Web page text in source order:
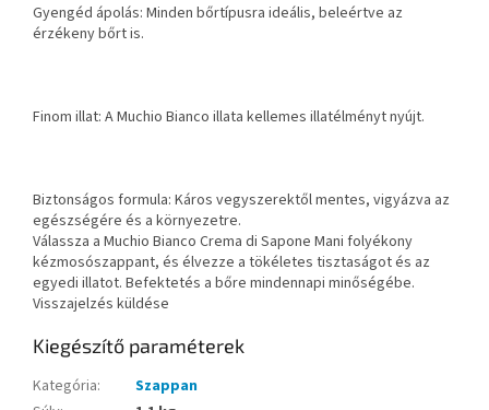
Gyengéd ápolás: Minden bőrtípusra ideális, beleértve az
érzékeny bőrt is.
Finom illat: A Muchio Bianco illata kellemes illatélményt nyújt.
Biztonságos formula: Káros vegyszerektől mentes, vigyázva az
egészségére és a környezetre.
Válassza a Muchio Bianco Crema di Sapone Mani folyékony
kézmosószappant, és élvezze a tökéletes tisztaságot és az
egyedi illatot. Befektetés a bőre mindennapi minőségébe.
Visszajelzés küldése
Kiegészítő paraméterek
Kategória:
Szappan